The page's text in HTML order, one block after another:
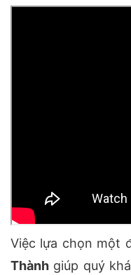
Việc lựa chọn một
Thành giúp quý